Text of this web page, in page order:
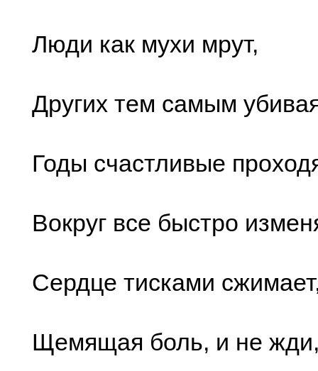
Люди как мухи мрут,
Других тем самым
Годы счастливые
Вокруг все быстро
Сердце тисками
Щемящая боль, и не